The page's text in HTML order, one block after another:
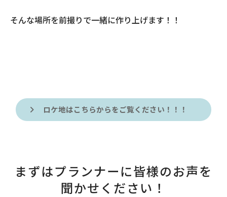
そんな場所を前撮りで一緒に作り上げます！！
ロケ地はこちらからをご覧ください！！！
まずはプランナーに皆様のお声を
聞かせください！